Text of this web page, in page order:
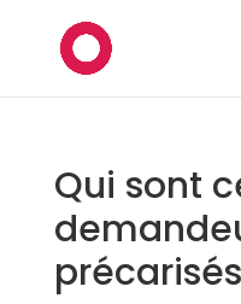
Qui sont